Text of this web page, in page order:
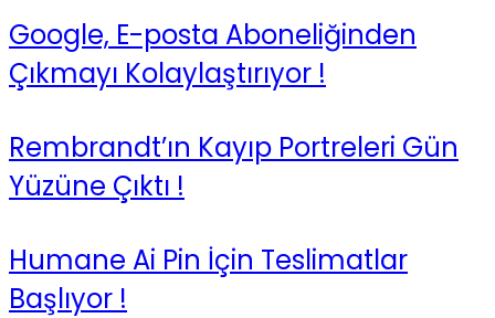
Google, E-posta Aboneliğinden
Çıkmayı Kolaylaştırıyor !
Rembrandt’ın Kayıp Portreleri Gün
Yüzüne Çıktı !
Humane Ai Pin İçin Teslimatlar
Başlıyor !